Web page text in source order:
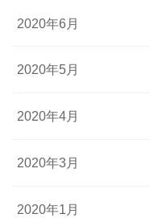
2020年6月
2020年5月
2020年4月
2020年3月
2020年1月